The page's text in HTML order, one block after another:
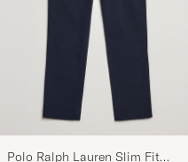
Polo Ralph Lauren Slim Fit